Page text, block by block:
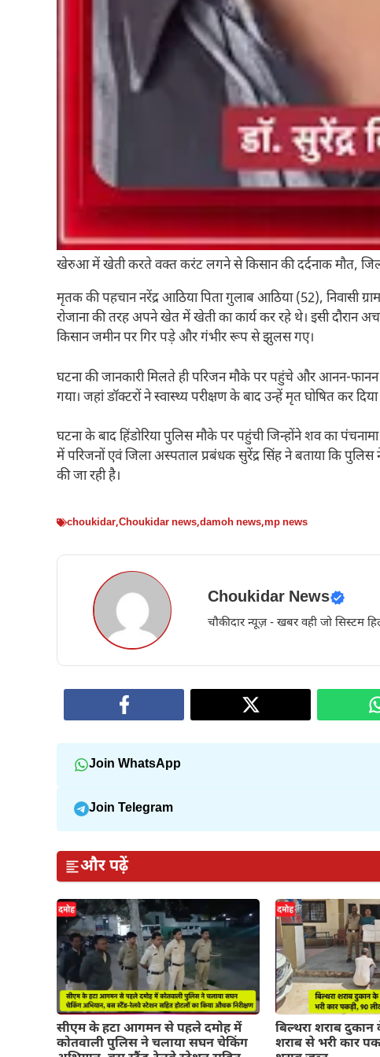
खेरुआ में खेती करते वक्त करंट लगने से किसान की दर्दनाक मौत,
मृतक की पहचान नरेंद्र आठिया पिता गुलाब आठिया (52), निवासी
रोजाना की तरह अपने खेत में खेती का कार्य कर रहे थे। इसी दौरान
किसान जमीन पर गिर पड़े और गंभीर रूप से झुलस गए।
घटना की जानकारी मिलते ही परिजन मौके पर पहुंचे और आनन-
गया। जहां डॉक्टरों ने स्वास्थ्य परीक्षण के बाद उन्हें मृत घोषित कर
घटना के बाद हिंडोरिया पुलिस मौके पर पहुंची जिन्होंने शव का
में परिजनों एवं जिला अस्पताल प्रबंधक सुरेंद्र सिंह ने बताया कि
की जा रही है।
choukidar,Choukidar news,damoh news,mp news
Choukidar News
चौकीदार न्यूज़ - खबर वही जो सिस्टम
Join WhatsApp
Join Telegram
और पढ़ें
सीएम के हटा आगमन से पहले दमोह में
कोतवाली पुलिस ने चलाया सघन चेकिंग
बिल्थरा शराब
शराब से भरी कार